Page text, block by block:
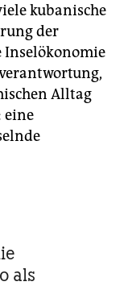
kubanische
der
Inselökonomie
Alltag
eine
als